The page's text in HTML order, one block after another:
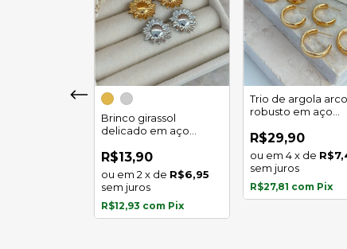
Brinco girassol
delicado em aço
R$13,90
2 x de R$6,95
sem juros
R$12,93 com Pix
Trio de argola arco
robusto em aço
R$29,90
4 x de
sem juros
R$27,81 com Pix